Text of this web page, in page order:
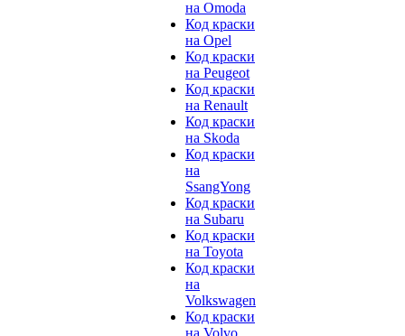
на Omoda
Код краски
на Opel
Код краски
на Peugeot
Код краски
на Renault
Код краски
на Skoda
Код краски
на
SsangYong
Код краски
на Subaru
Код краски
на Toyota
Код краски
на
Volkswagen
Код краски
на Volvo